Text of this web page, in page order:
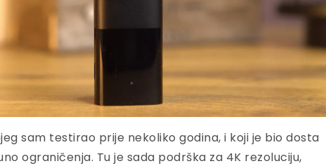
sam testirao prije nekoliko godina, i koji je bio dosta
ograničenja. Tu je sada podrška za 4K rezoluciju,